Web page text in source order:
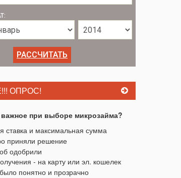
ОПРОС!
при выборе микрозайма?
ставка и максимальная сумма
приняли решение
одобрили
- на карту или эл. кошелек
понятно и прозрачно